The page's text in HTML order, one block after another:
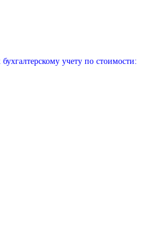
учету по стоимости: